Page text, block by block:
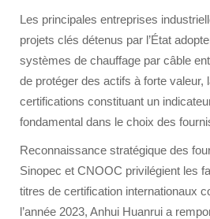
Les principales entreprises
projets clés détenus par l’État
systèmes de chauffage par câble
de protéger des actifs à forte valeur,
certifications constituant un
fondamental dans le choix des
Reconnaissance stratégique des
Sinopec et CNOOC privilégient les
titres de certification internationaux
l’année 2023, Anhui Huanrui a